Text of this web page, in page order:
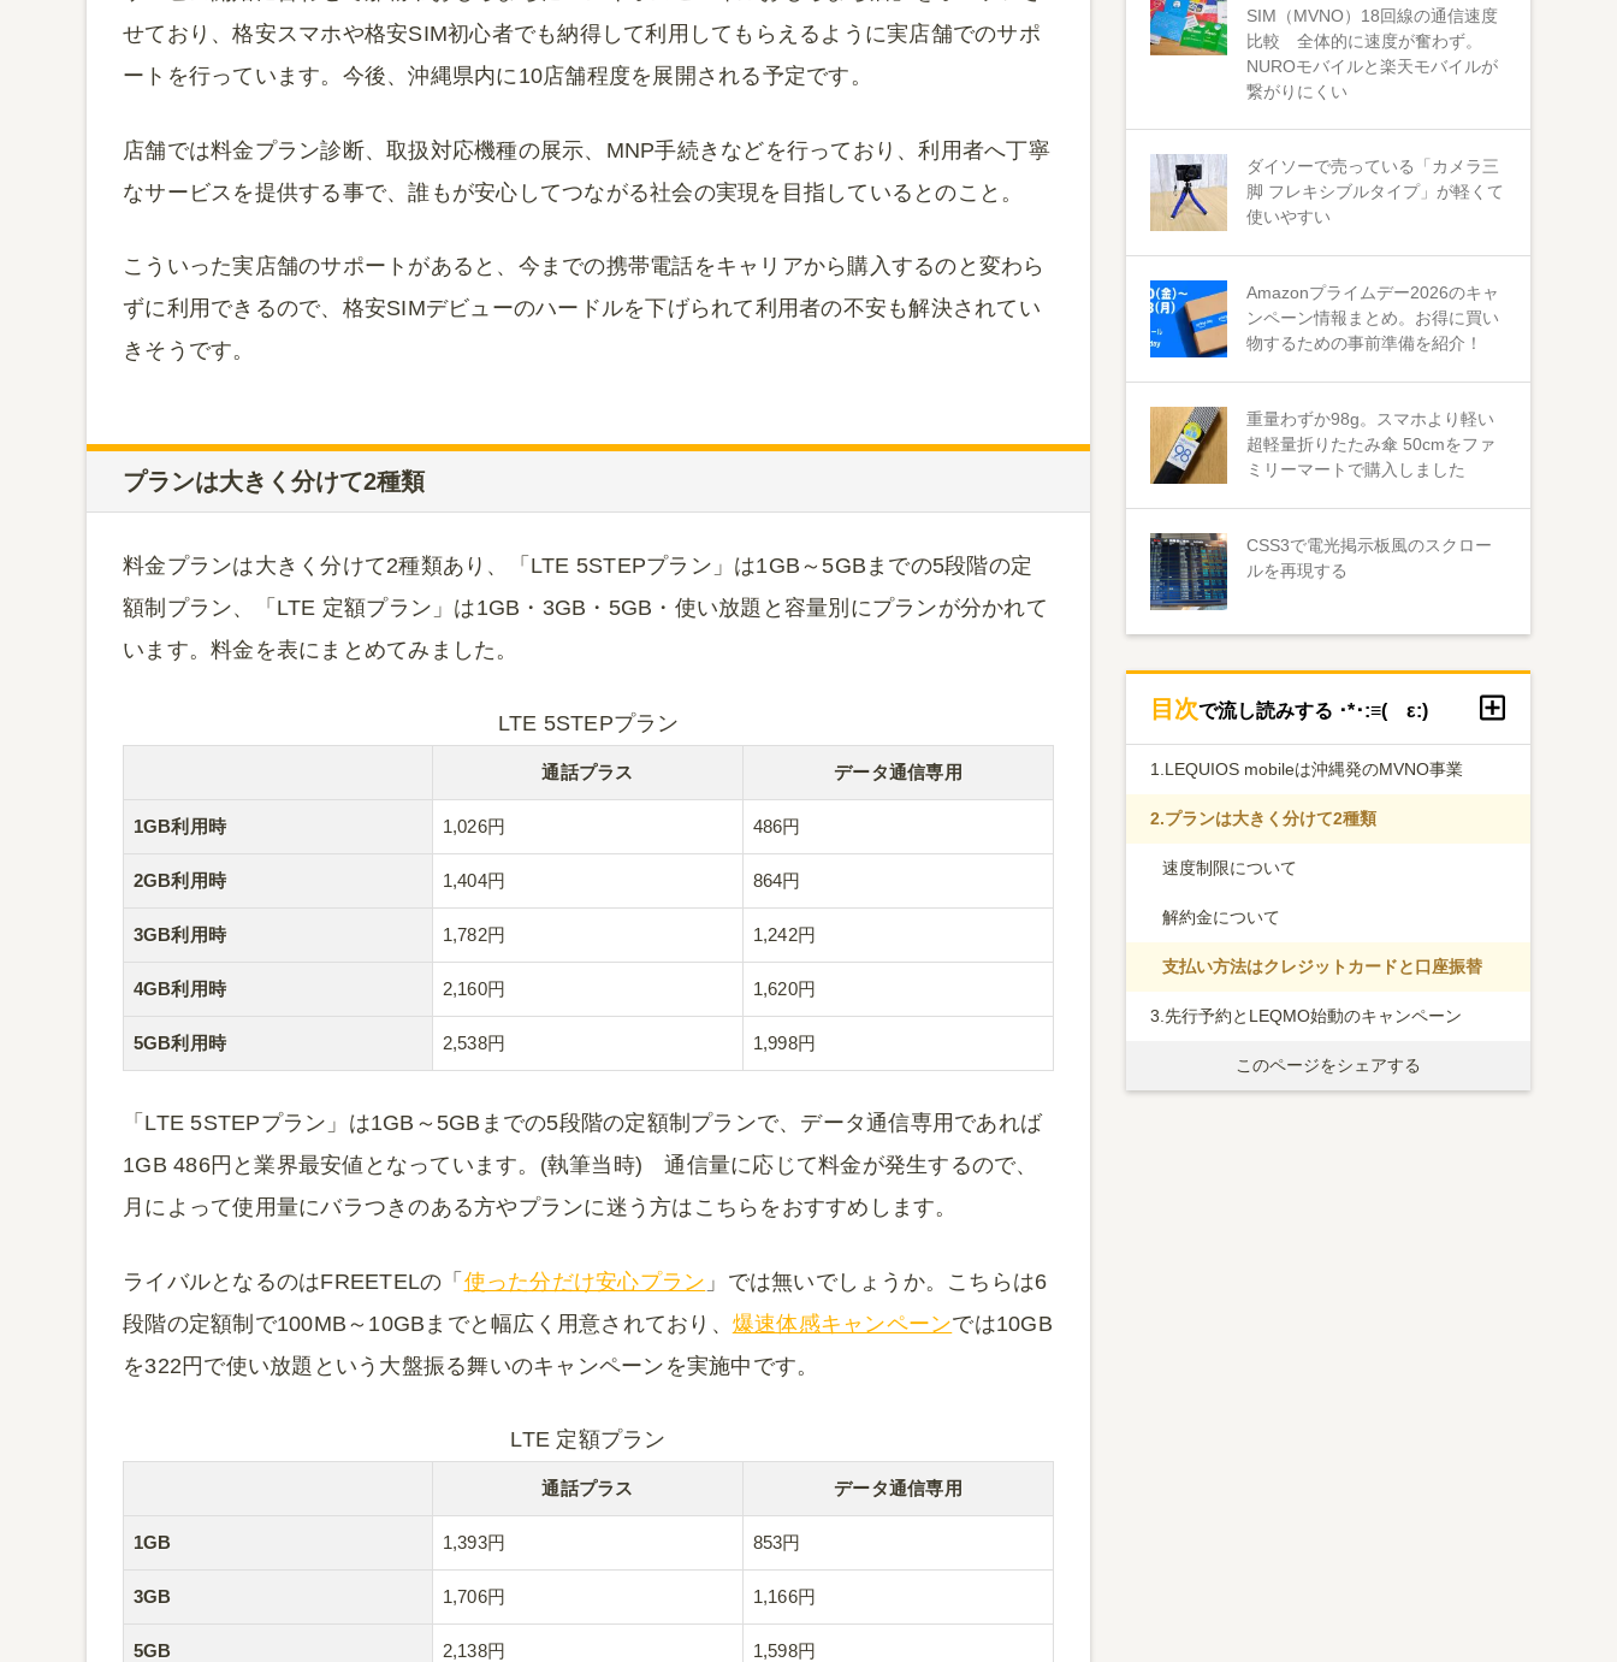
せており、格安スマホや格安SIM初心者でも納得して利用してもらえるように実店舗でのサポ
ートを行っています。今後、沖縄県内に10店舗程度を展開される予定です。
店舗では料金プラン診断、取扱対応機種の展示、MNP手続きなどを行っており、利用者へ丁寧
なサービスを提供する事で、誰もが安心してつながる社会の実現を目指しているとのこと。
こういった実店舗のサポートがあると、今までの携帯電話をキャリアから購入するのと変わら
ずに利用できるので、格安SIMデビューのハードルを下げられて利用者の不安も解決されてい
きそうです。
プランは大きく分けて2種類
料金プランは大きく分けて2種類あり、「LTE 5STEPプラン」は1GB～5GBまでの5段階の定
額制プラン、「LTE 定額プラン」は1GB・3GB・5GB・使い放題と容量別にプランが分かれて
います。料金を表にまとめてみました。
LTE 5STEPプラン
通話プラス データ通信専用
1GB利用時 1,026円 486円
2GB利用時 1,404円 864円
3GB利用時 1,782円 1,242円
4GB利用時 2,160円 1,620円
5GB利用時 2,538円 1,998円
「LTE 5STEPプラン」は1GB～5GBまでの5段階の定額制プランで、データ通信専用であれば
1GB 486円と業界最安値となっています。(執筆当時) 通信量に応じて料金が発生するので、
月によって使用量にバラつきのある方やプランに迷う方はこちらをおすすめします。
ライバルとなるのはFREETELの「 使った分だけ安心プラン 」では無いでしょうか。こちらは6
段階の定額制で100MB～10GBまでと幅広く用意されており、 爆速体感キャンペーンでは10GB
を322円で使い放題という大盤振る舞いのキャンペーンを実施中です。
LTE 定額プラン
通話プラス データ通信専用
1GB 1,393円 853円
3GB 1,706円 1,166円
5GB 2,138円 1,598円
SIM（MVNO）18回線の通信速度
比較 全体的に速度が奮わず。
NUROモバイルと楽天モバイルが
繋がりにくい
ダイソーで売っている「カメラ三
脚 フレキシブルタイプ」が軽くて
使いやすい
Amazonプライムデー2026のキャ
ンペーン情報まとめ。お得に買い
物するための事前準備を紹介！
重量わずか98g。スマホより軽い
超軽量折りたたみ傘 50cmをファ
ミリーマートで購入しました
CSS3で電光掲示板風のスクロー
ルを再現する
目次で流し読みする ･*･:≡( ε:)
1. LEQUIOS mobileは沖縄発のMVNO事業
2.プランは大きく分けて2種類
速度制限について
解約金について
支払い方法はクレジットカードと口座振替
3. 先行予約とLEQMO始動のキャンペーン
このページをシェアする